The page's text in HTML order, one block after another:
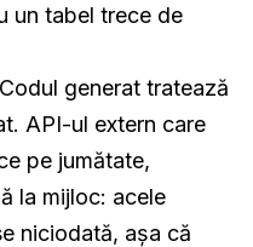
un tabel trece de
Codul generat tratează
API-ul extern care
pe jumătate,
la mijloc: acele
niciodată, așa că